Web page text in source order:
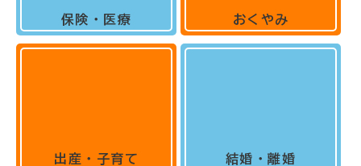
保険・医療
出産・子育て
おくやみ
結婚・離婚